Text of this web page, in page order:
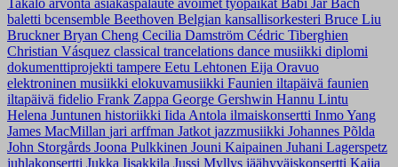
baletti bcensemble Beethoven Belgian kansallisorkesteri Bruce Liu
BrucknerBryan Cheng Cecilia Damström Cédric Tiberghien
Christian Vásquez classical trancelations dance musiikki diplomi
dokumenttiprojekti tampere Eetu Lehtonen Eija Oravuo
elektroninen musiikki elokuvamusiikki Faunien iltapäivä faunien
iltapäivä fidelio Frank Zappa George Gershwin Hannu Lintu
Helena Juntunen historiikki Iida Antola ilmaiskonsertti Inmo Yang
James MacMillan jari arffman Jatkot jazzmusiikki Johannes Põlda
John Storgårds Joona Pulkkinen Jouni Kaipainen Juhani Lagerspetz
juhlakonsertti Jukka Iisakkila Jussi Myllys jäähyväiskonsertti Kaija